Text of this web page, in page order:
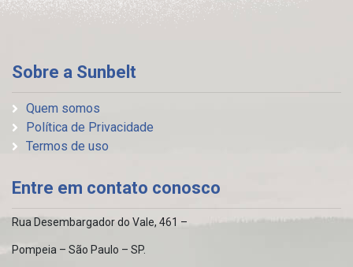
Sobre a Sunbelt
Quem somos
Política de Privacidade
Termos de uso
Entre em contato conosco
Rua Desembargador do Vale, 461 –
Pompeia – São Paulo – SP.